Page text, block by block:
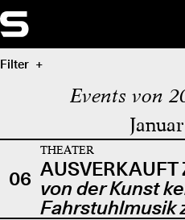
Filter
Events von
06
THEATER
von der Kunst
Fahrstuhlmusik